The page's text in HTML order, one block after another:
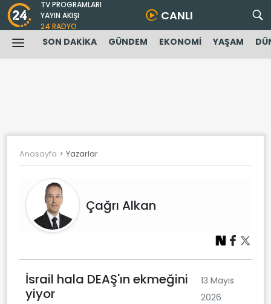
TV PROGRAMLARI
YAYIN AKIŞI
24 RADYO
CANLI
SON DAKİKA GÜNDEM EKONOMİ YAŞAM
Anasayfa Yazarlar
Çağrı Alkan
İsrail hala DEAŞ'ın ekmeğini
yiyor
13 Mayıs
2026